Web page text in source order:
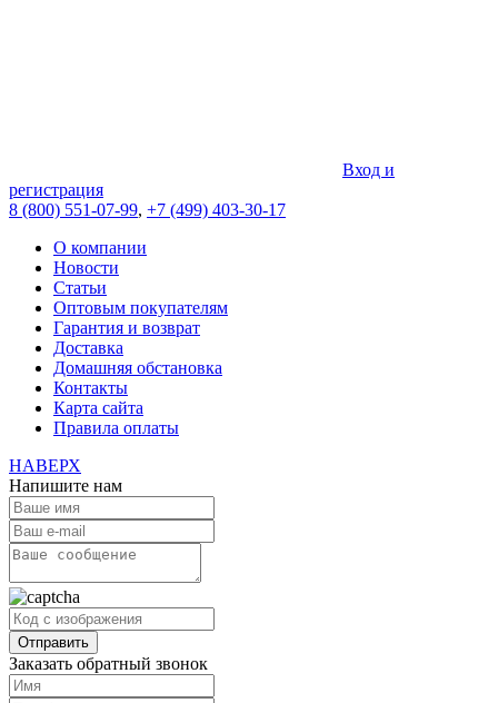
Вход и
регистрация
8 (800) 551-07-99, +7 (499) 403-30-17
О компании
Новости
Статьи
Оптовым покупателям
Гарантия и возврат
Доставка
Домашняя обстановка
Контакты
Карта сайта
Правила оплаты
НАВЕРХ
Напишите нам
Заказать обратный звонок